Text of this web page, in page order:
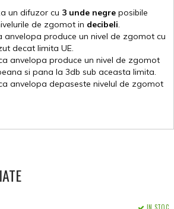
un difuzor cu 3 unde negre posibile
de zgomot in decibeli.
anvelopa produce un nivel de zgomot cu
decat limita UE.
anvelopa produce un nivel de zgomot
si pana la 3db sub aceasta limita.
anvelopa depaseste nivelul de zgomot